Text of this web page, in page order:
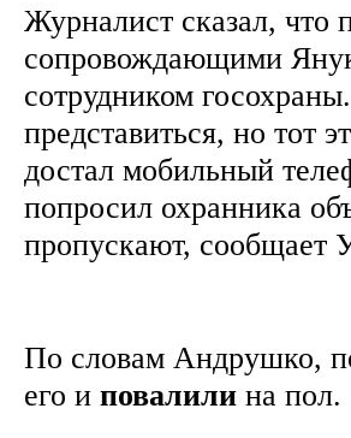
Журналист сказал, что
сопровождающими
сотрудником
представиться, но тот
достал мобильный
попросил охранника
пропускают,
По словам Андрушко,
его и повалили на пол.